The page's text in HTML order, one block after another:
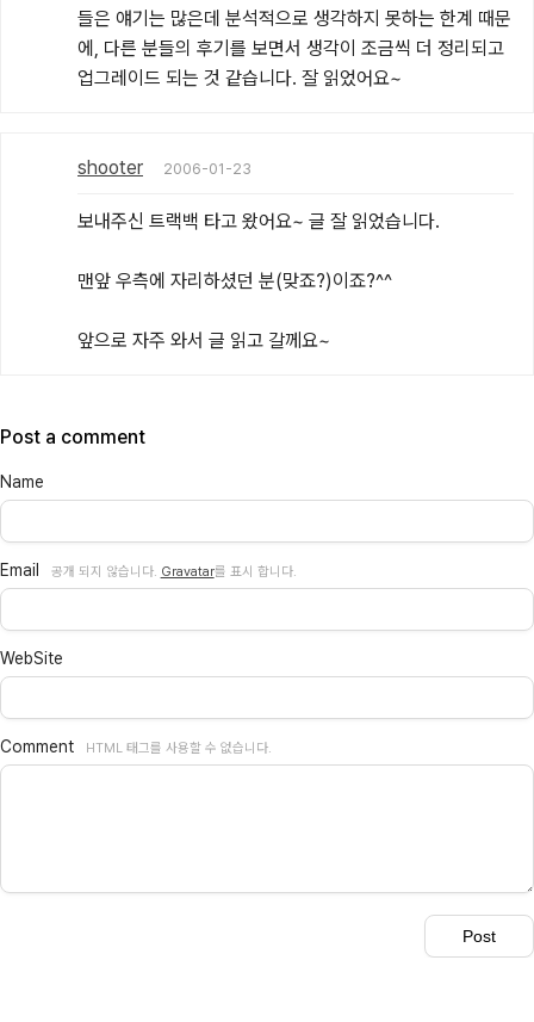
들은 얘기는 많은데 분석적으로 생각하지 못하는 한계 때문
에, 다른 분들의 후기를 보면서 생각이 조금씩 더 정리되고
업그레이드 되는 것 같습니다. 잘 읽었어요~
shooter 2006-01-23
보내주신 트랙백 타고 왔어요~ 글 잘 읽었습니다.
맨앞 우측에 자리하셨던 분(맞죠?)이죠?^^
앞으로 자주 와서 글 읽고 갈께요~
Post a comment
Name
Email 공개 되지 않습니다. Gravatar를 표시 합니다.
WebSite
Comment HTML 태그를 사용할 수 없습니다.